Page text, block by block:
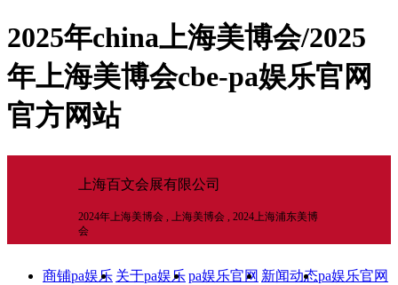
​2025年china上海美博会/2025
年上海美博会cbe-pa娱乐官网
官方网站
上海百文会展有限公司
2024年上海美博会 , 上海美博会 , 2024上海浦东美博
会
商铺pa娱乐 关于pa娱乐pa娱乐官网 新闻动态pa娱乐官网